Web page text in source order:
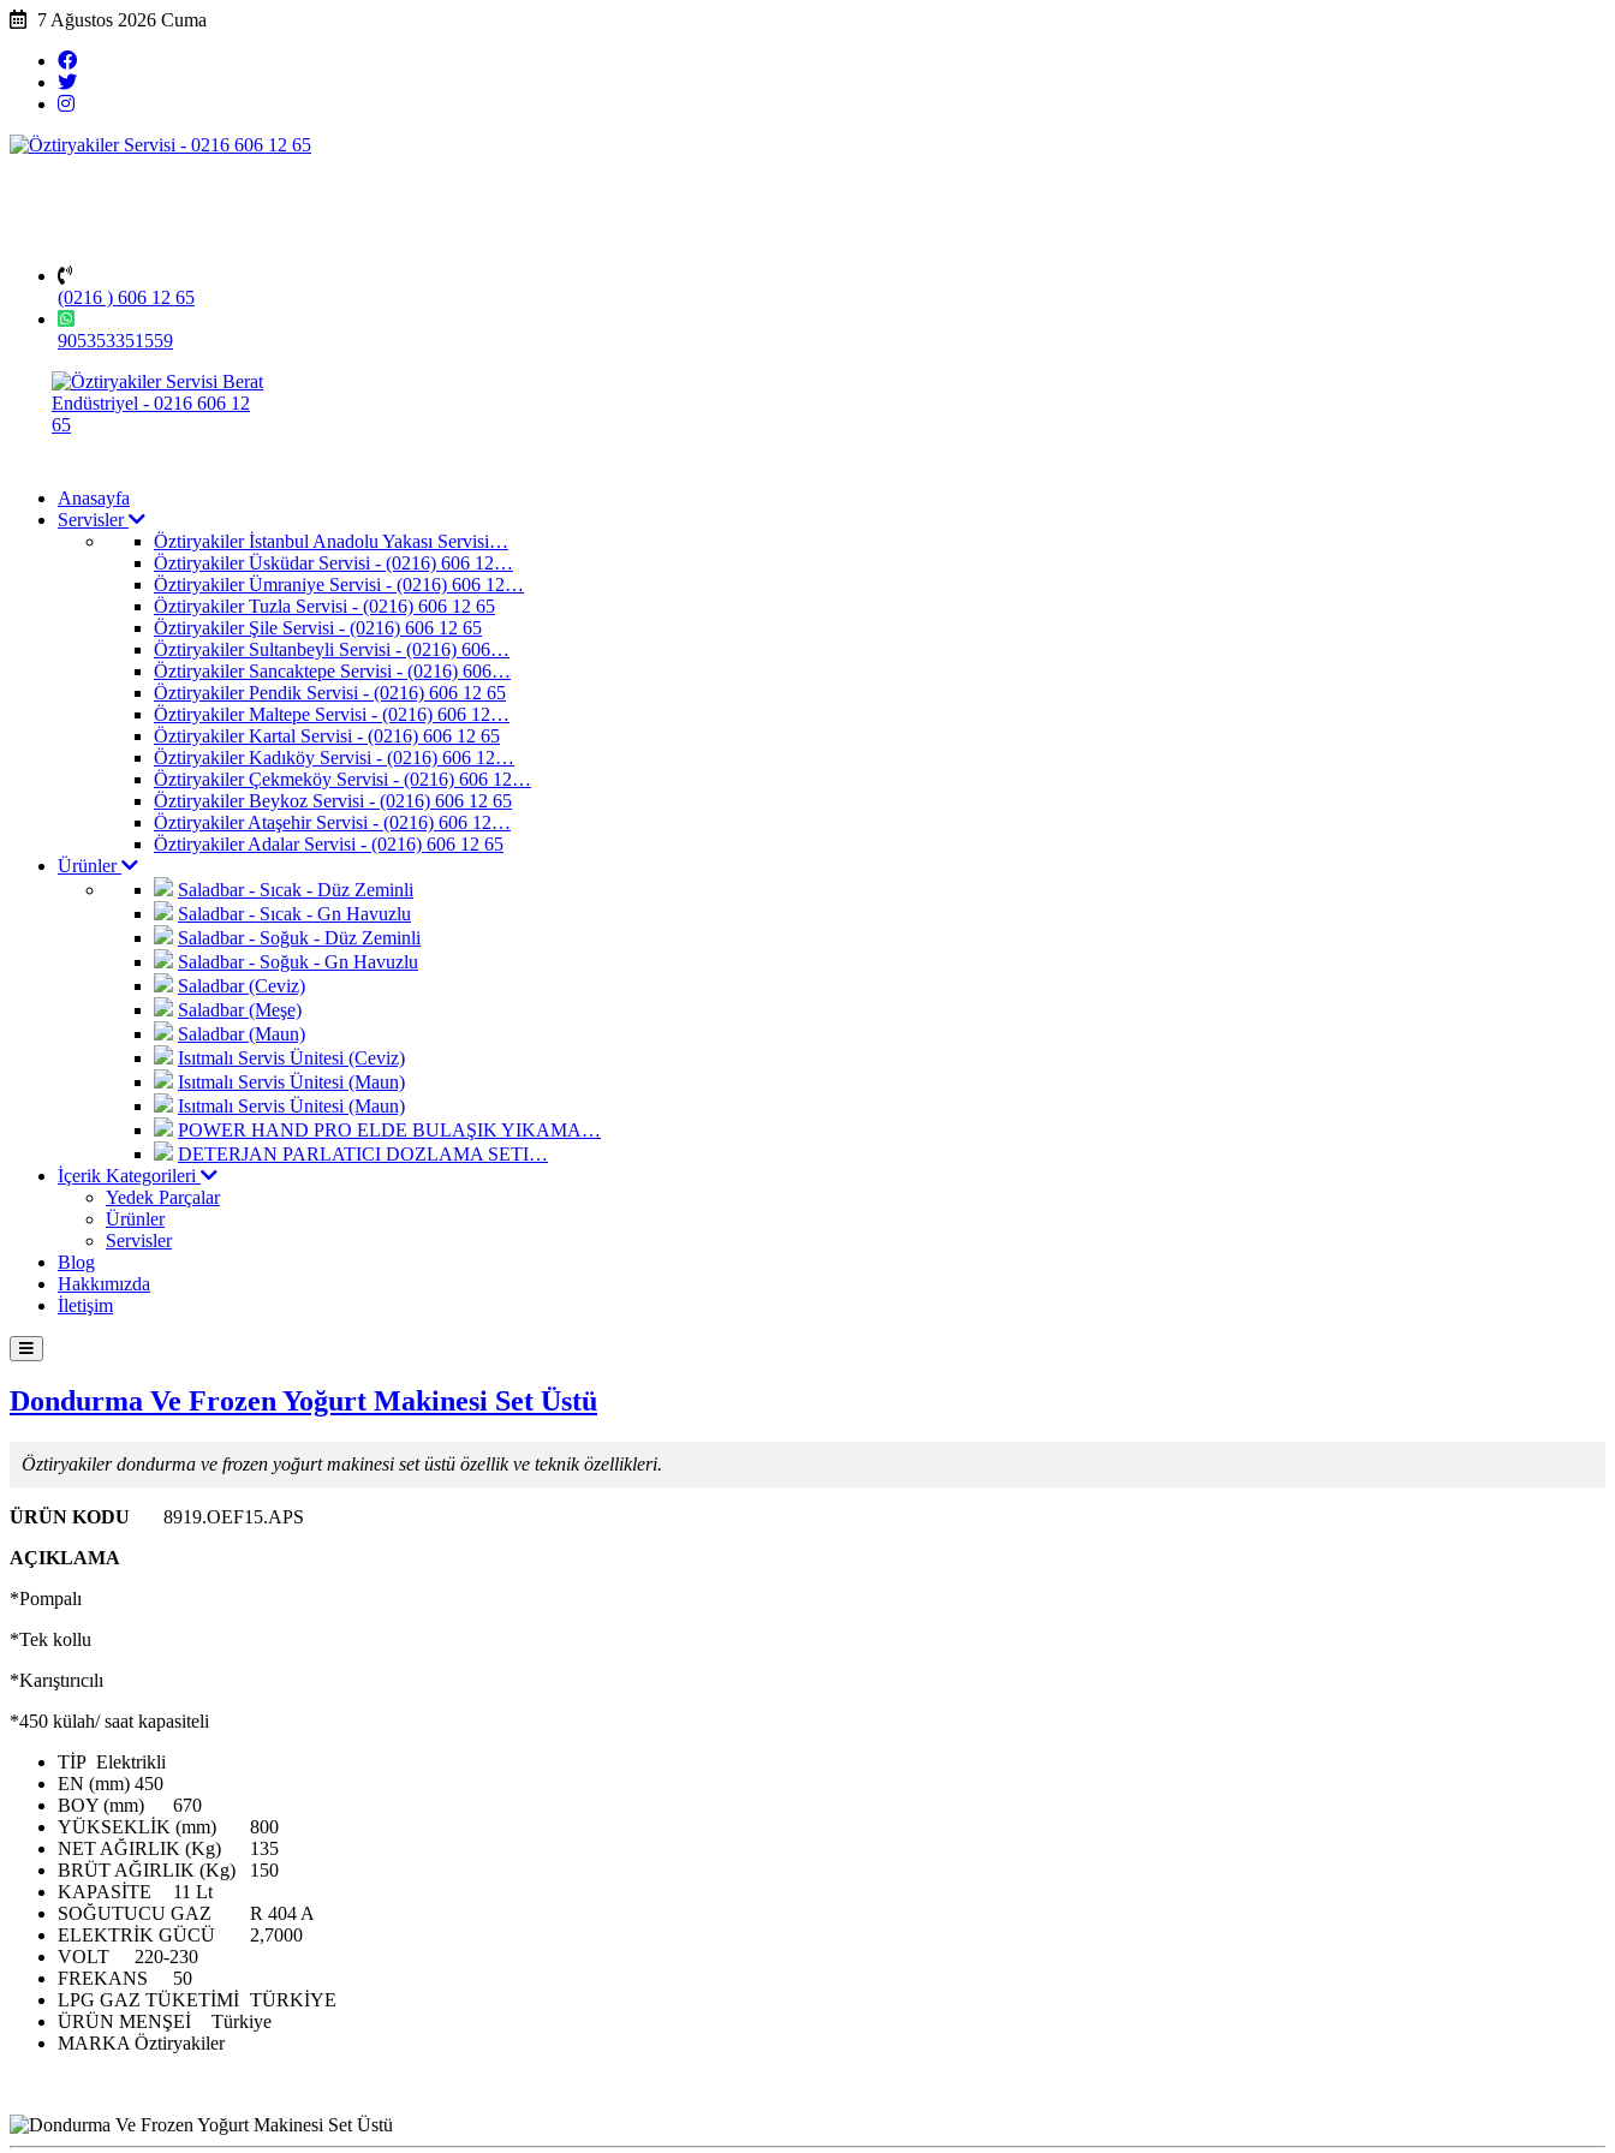
7 Ağustos 2026 Cuma
(0216 ) 606 12 65
905353351559
Anasayfa
Servisler
Öztiryakiler İstanbul Anadolu Yakası Servisi…
Öztiryakiler Üsküdar Servisi - (0216) 606 12…
Öztiryakiler Ümraniye Servisi - (0216) 606 12…
Öztiryakiler Tuzla Servisi - (0216) 606 12 65
Öztiryakiler Şile Servisi - (0216) 606 12 65
Öztiryakiler Sultanbeyli Servisi - (0216) 606…
Öztiryakiler Sancaktepe Servisi - (0216) 606…
Öztiryakiler Pendik Servisi - (0216) 606 12 65
Öztiryakiler Maltepe Servisi - (0216) 606 12…
Öztiryakiler Kartal Servisi - (0216) 606 12 65
Öztiryakiler Kadıköy Servisi - (0216) 606 12…
Öztiryakiler Çekmeköy Servisi - (0216) 606 12…
Öztiryakiler Beykoz Servisi - (0216) 606 12 65
Öztiryakiler Ataşehir Servisi - (0216) 606 12…
Öztiryakiler Adalar Servisi - (0216) 606 12 65
Ürünler
Saladbar - Sıcak - Düz Zeminli
Saladbar - Sıcak - Gn Havuzlu
Saladbar - Soğuk - Düz Zeminli
Saladbar - Soğuk - Gn Havuzlu
Saladbar (Ceviz)
Saladbar (Meşe)
Saladbar (Maun)
Isıtmalı Servis Ünitesi (Ceviz)
Isıtmalı Servis Ünitesi (Maun)
Isıtmalı Servis Ünitesi (Maun)
POWER HAND PRO ELDE BULAŞIK YIKAMA…
DETERJAN PARLATICI DOZLAMA SETI…
İçerik Kategorileri
Yedek Parçalar
Ürünler
Servisler
Blog
Hakkımızda
İletişim
Dondurma Ve Frozen Yoğurt Makinesi Set Üstü
Öztiryakiler dondurma ve frozen yoğurt makinesi set üstü özellik ve teknik özellikleri.
ÜRÜN KODU
8919.OEF15.APS
AÇIKLAMA
*Pompalı
*Tek kollu
*Karıştırıcılı
*450 külah/ saat kapasiteli
TİP Elektrikli
EN (mm) 450
BOY (mm)
670
YÜKSEKLİK (mm)
800
NET AĞIRLIK (Kg)
135
BRÜT AĞIRLIK (Kg)
150
KAPASİTE
11 Lt
SOĞUTUCU GAZ
R 404 A
ELEKTRİK GÜCÜ
2,7000
VOLT
220-230
FREKANS
50
LPG GAZ TÜKETİMİ TÜRKİYE
ÜRÜN MENŞEİ
Türkiye
MARKA Öztiryakiler